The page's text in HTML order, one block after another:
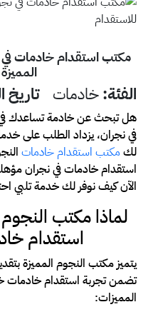
مكتب استقدام خادمات في
الفئة:خادمات تاريخ
هل تبحث عن خادمة تساعدك في
في نجران، يزداد الطلب على
لك مكتب استقدام خادمات
استقدام خادمات في نجران
الآن كيف نوفر لك خدمة تلبي
لماذا مكتب
استقدام
يتميز مكتب النجوم المميزة
تضمن تجربة استقدام خادمات
المميزات: